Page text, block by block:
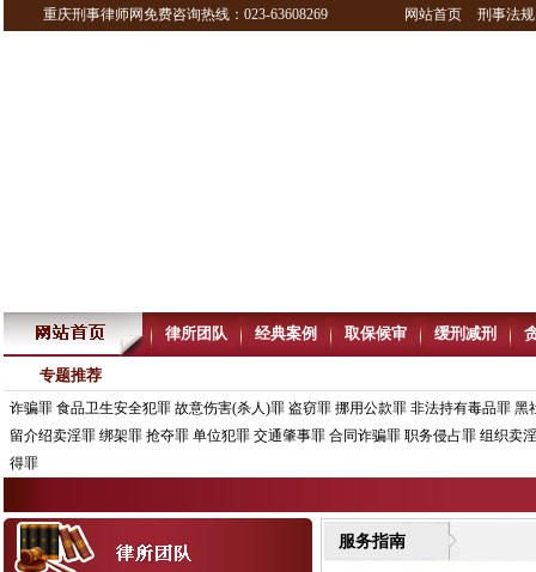
重庆刑事律师网免费咨询热线：023-63608269 网站首页 刑事法规
律所团队 经典案例 取保候审 缓刑减刑
专题推荐
诈骗罪 食品卫生安全犯罪 故意伤害(杀人)罪 盗窃罪 挪用公款罪 非法持有毒品罪 黑
留介绍卖淫罪 绑架罪 抢夺罪 单位犯罪 交通肇事罪 合同诈骗罪 职务侵占罪 组织卖
得罪
服务指南